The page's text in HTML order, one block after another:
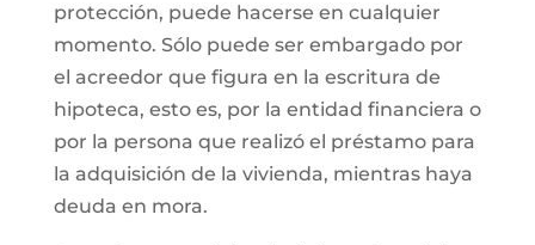
protección, puede hacerse en cualquier
momento. Sólo puede ser embargado por
el acreedor que figura en la escritura de
hipoteca, esto es, por la entidad financiera o
por la persona que realizó el préstamo para
la adquisición de la vivienda, mientras haya
deuda en mora.